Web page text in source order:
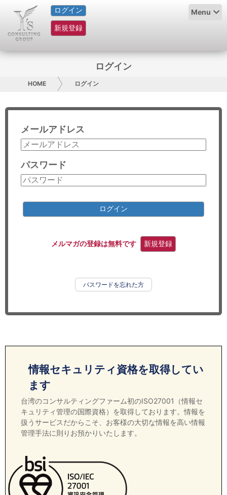
ログイン
新規登録
Menu
HOME
サービス紹介
グループ概要
採用情報
お問い合わせ
コンサルティング
リサーチ
ログイン
HOME ログイン
メールアドレス
パスワード
ログイン
メルマガの登録は無料です 新規登録
パスワードを忘れた方
情報セキュリティ資格を取得してい
ます
台湾のコンサルティングファーム初のISO27001（情報セ
キュリティ管理の国際資格）を取得しております。情報を
扱うサービスだからこそ、お客様の大切な情報を高い情報
管理手法に則りお預かりいたします。